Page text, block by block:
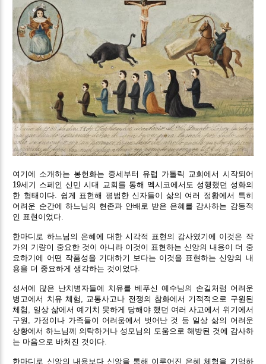
여기에 소개하는 봉헌화는 중세부터 유럽 가톨릭 교회에서 시작되어
19세기 스페인 신민 시대 교회를 통해 멕시코에서도 성행했던 성화의
한 형태이다. 쉽게 표현해 평범한 신자들이 삶의 여러 정황에서 특히
어려운 순간에 하느님의 현존과 안배로 받은 은혜를 감사하는 감동적
인 표현이었다.
한마디로 하느님의 은혜에 대한 시각적 표현의 감사였기에 이것은 작
가의 기량이 중요한 것이 아니라 이것이 표현하는 신앙의 내용이 더 중
요하기에 어떤 작품성을 기대하기 보다는 이것을 표현하는 신앙의 내
용을 더 중요하게 생각하는 것이었다.
성서에 많은 난치병자들에 치유를 베푸신 예수님의 손길처럼 어려운
병고에서 치유 체험, 교통사고나 전쟁의 참화에서 기적적으로 구원된
체험, 일상 삶에서 예기치 못하게 당해야 했던 여러 사고에서 위기에서
구원, 가정이나 가족들이 어려움에서 벗어난 것 등 일상 삶의 어려운
상황에서 하느님께 의탁하거나 성모님의 도움으로 해방된 것에 감사하
는 마음으로 바쳐진 것이다.
한마디로 신앙의 내용보다 신앙을 통해 이루어진 은혜 체험을 기억하